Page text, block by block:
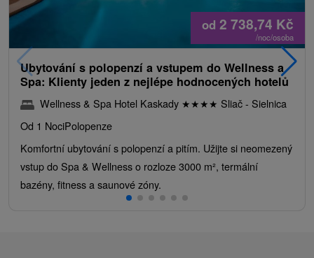
od 2 738,74 Kč
/noc/osoba
Ubytování s polopenzí a vstupem do Wellness a
Spa: Klienty jeden z nejlépe hodnocených hotelů
Wellness & Spa Hotel Kaskady ★★★★ Sliač - Sielnica
Od 1 NociPolopenze
Komfortní ubytování s polopenzí a pitím. Užijte si neomezený
vstup do Spa & Wellness o rozloze 3000 m², termální
bazény, fitness a saunové zóny.